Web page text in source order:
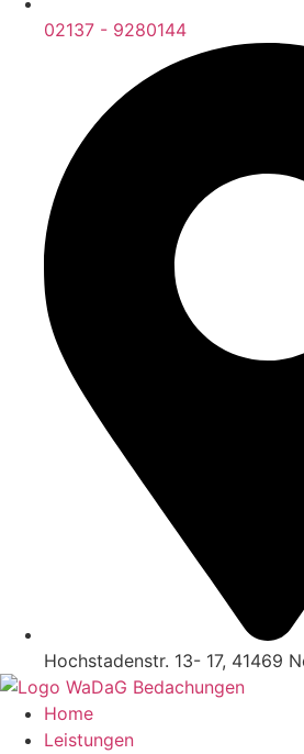
02137 - 9280144
Hochstadenstr. 13- 17, 41469
Home
Leistungen